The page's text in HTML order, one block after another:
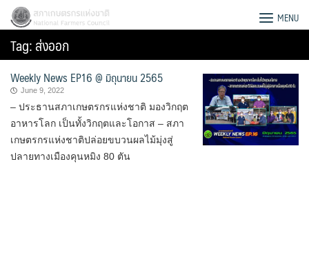
Skip
content
สภาเกษตรกรแห่งชาติ MENU
Tag:ส่งออก
Weekly News EP16 @ มิถุนายน 2565
June 9, 2022
– ประธานสภาเกษตรกรแห่งชาติ มองวิกฤต
อาหารโลก เป็นทั้งวิกฤตและโอกาส – สภา
เกษตรกรแห่งชาติปล่อยขบวนผลไม้มุ่งสู่
ปลายทางเมืองคุนหมิง 80 ตัน